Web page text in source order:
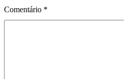
Comentário *